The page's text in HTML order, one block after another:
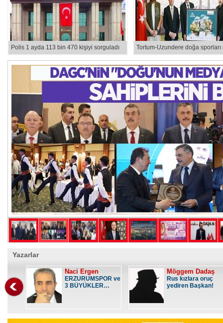
Polis 1 ayda 113 bin 470 kişiyi sorguladı Tortum-Uzundere doğa sporları
Yazarlar
Naci Ergen
ERZURUMSPOR ve
3 BÜYÜKLER…
Möggem Dadaş
Rus kızlara oruç
yediren Başkan!